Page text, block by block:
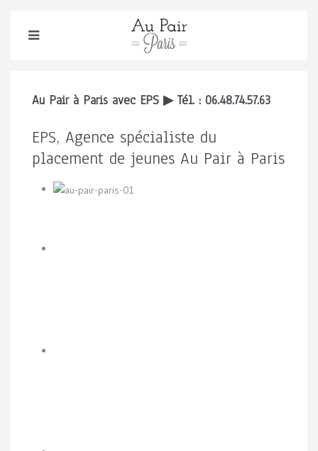
Au Pair à Paris avec EPS ▶ Tél. : 06.48.74.57.63
EPS, Agence spécialiste du
placement de jeunes Au Pair à Paris